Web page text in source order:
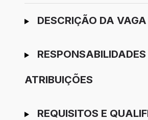
Ir para candidatura
DESCRIÇÃO DA VAGA
RESPONSABILIDADES
ATRIBUIÇÕES
REQUISITOS E